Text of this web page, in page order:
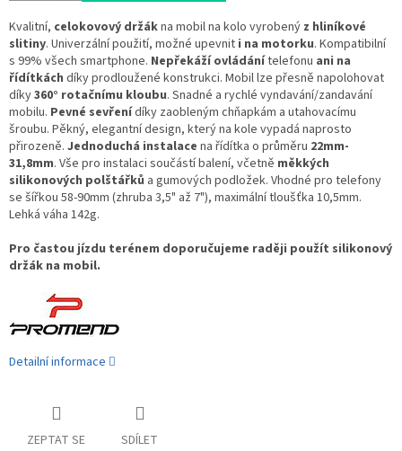
Kvalitní, celokovový držákna mobil na kolo vyrobený z hliníkové
slitiny. Univerzální použití, možné upevnit i na motorku. Kompatibilní
s 99% všech smartphone. Nepřekáží ovládánítelefonu ani na
řídítkách díky prodloužené konstrukci. Mobil lze přesně napolohovat
díky360° rotačnímu kloubu. Snadné a rychlé vyndavání/zandavání
mobilu. Pevné sevřenídíky zaobleným chňapkám a utahovacímu
šroubu. Pěkný, elegantní design, který na kole vypadá naprosto
přirozeně. Jednoduchá instalace na řídítka o průměru 22mm-
31,8mm. Vše pro instalaci součástí balení, včetně měkkých
silikonových polštářků a gumových podložek. Vhodné pro telefony
se šířkou 58-90mm (zhruba 3,5" až 7"), maximální tloušťka 10,5mm.
Lehká váha 142g.
Pro častou jízdu terénem doporučujeme raději použít silikonový
držák na mobil.
Detailní informace
ZEPTAT SE SDÍLET